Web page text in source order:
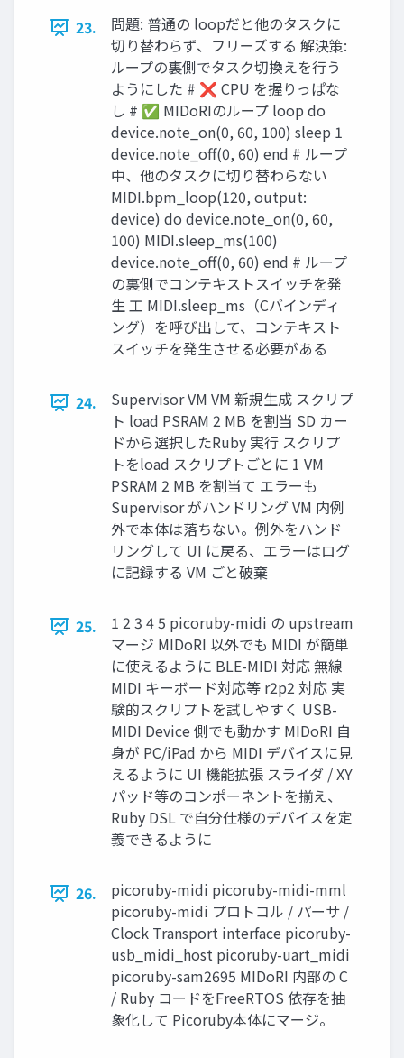
23.
問題: 普通の loopだと他のタスクに
切り替わらず、フリーズする 解決策:
ループの裏側でタスク切換えを行う
ようにした # ❌ CPU を握りっぱな
し # ✅ MIDoRIのループ loop do
device.note_on(0, 60, 100) sleep 1
device.note_off(0, 60) end # ループ
中、他のタスクに切り替わらない
MIDI.bpm_loop(120, output:
device) do device.note_on(0, 60,
100) MIDI.sleep_ms(100)
device.note_off(0, 60) end # ループ
の裏側でコンテキストスイッチを発
生 工 MIDI.sleep_ms（Cバインディ
ング）を呼び出して、コンテキスト
スイッチを発生させる必要がある
24.
Supervisor VM VM 新規生成 スクリプ
ト load PSRAM 2 MB を割当 SD カー
ドから選択したRuby 実行 スクリプ
トをload スクリプトごとに 1 VM
PSRAM 2 MB を割当て エラーも
Supervisor がハンドリング VM 内例
外で本体は落ちない。例外をハンド
リングして UI に戻る、エラーはログ
に記録する VM ごと破棄
25.
1 2 3 4 5 picoruby-midi の upstream
マージ MIDoRI 以外でも MIDI が簡単
に使えるように BLE-MIDI 対応 無線
MIDI キーボード対応等 r2p2 対応 実
験的スクリプトを試しやすく USB-
MIDI Device 側でも動かす MIDoRI 自
身が PC/iPad から MIDI デバイスに見
えるように UI 機能拡張 スライダ / XY
パッド等のコンポーネントを揃え、
Ruby DSL で自分仕様のデバイスを定
義できるように
26.
picoruby-midi picoruby-midi-mml
picoruby-midi プロトコル / パーサ /
Clock Transport interface picoruby-
usb_midi_host picoruby-uart_midi
picoruby-sam2695 MIDoRI 内部の C
/ Ruby コードをFreeRTOS 依存を抽
象化して Picoruby本体にマージ。